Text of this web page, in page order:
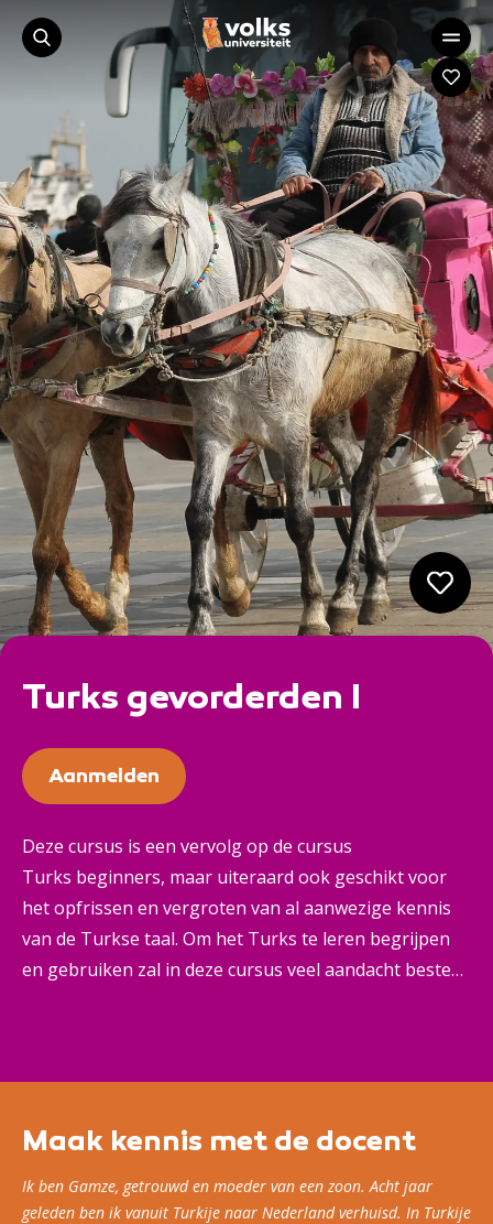
Turks gevorderden I
Aanmelden
Deze cursus is een vervolg op de cursus
Turks beginners, maar uiteraard ook geschikt voor
het opfrissen en vergroten van al aanwezige kennis
van de Turkse taal. Om het Turks te leren begrijpen
en gebruiken zal in deze cursus veel aandacht besteed
Maak kennis met de docent
Ik ben Gamze, getrouwd en moeder van een zoon. Acht jaar
geleden ben ik vanuit Turkije naar Nederland verhuisd. In Turkije